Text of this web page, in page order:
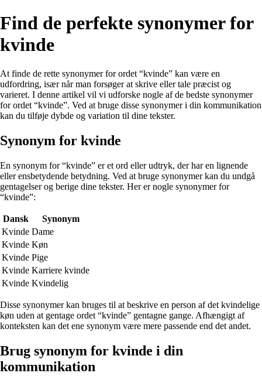
Find de perfekte synonymer for
kvinde
At finde de rette synonymer for ordet “kvinde” kan være en
udfordring, især når man forsøger at skrive eller tale præcist og
varieret. I denne artikel vil vi udforske nogle af de bedste synonymer
for ordet “kvinde”. Ved at bruge disse synonymer i din kommunikation
kan du tilføje dybde og variation til dine tekster.
Synonym for kvinde
En synonym for “kvinde” er et ord eller udtryk, der har en lignende
eller ensbetydende betydning. Ved at bruge synonymer kan du undgå
gentagelser og berige dine tekster. Her er nogle synonymer for
“kvinde”:
Dansk
Synonym
Kvinde Dame
Kvinde Køn
Kvinde Pige
Kvinde Karriere kvinde
Kvinde Kvindelig
Disse synonymer kan bruges til at beskrive en person af det kvindelige
køn uden at gentage ordet “kvinde” gentagne gange. Afhængigt af
konteksten kan det ene synonym være mere passende end det andet.
Brug synonym for kvinde i din
kommunikation